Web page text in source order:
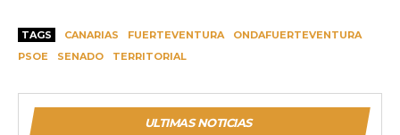
TAGS CANARIAS FUERTEVENTURA
ONDAFUERTEVENTURA
PSOE
SENADO TERRITORIAL
ULTIMAS NOTICIAS